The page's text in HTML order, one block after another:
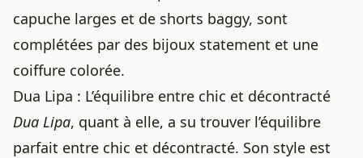
capuche larges et de shorts baggy, sont
complétées par des bijoux statement et une
coiffure colorée.
Dua Lipa : L’équilibre entre chic et décontracté
Dua Lipa, quant à elle, a su trouver l’équilibre
parfait entre chic et décontracté. Son style est